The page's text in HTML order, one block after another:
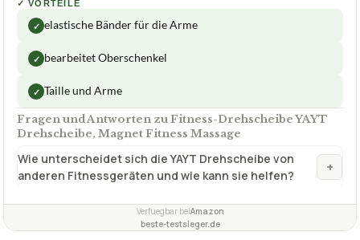
✓ VORTEILE
✓ elastische Bänder für die Arme
✓ bearbeitet Oberschenkel
✓ Taille und Arme
Fragen und Antworten zu Fitness-Drehscheibe YAYT
Drehscheibe, Magnet Fitness Massage
Wie unterscheidet sich die YAYT Drehscheibe von
anderen Fitnessgeräten und wie kann sie helfen?
+
Verfuegbar beiAmazon
beste-testsieger.de